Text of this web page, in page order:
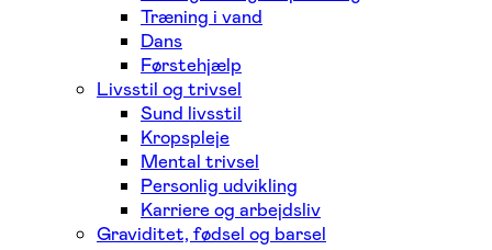
Træning i vand
Dans
Førstehjælp
Livsstil og trivsel
Sund livsstil
Kropspleje
Mental trivsel
Personlig udvikling
Karriere og arbejdsliv
Graviditet, fødsel og barsel